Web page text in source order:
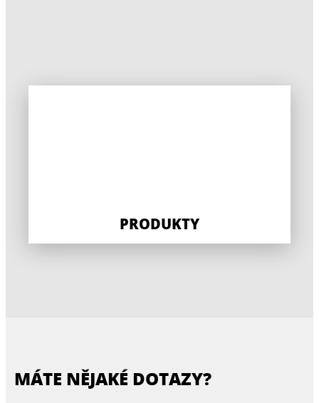
PRODUKTY
MÁTE NĚJAKÉ DOTAZY?